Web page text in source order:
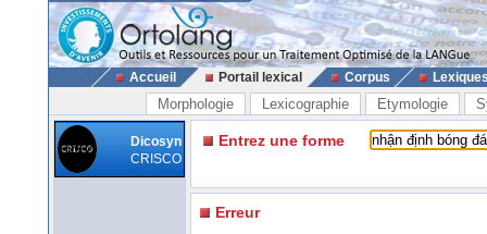
Accueil Portail lexical Corpus
Morphologie Lexicographie Etymologie
Dicosyn
CRISCO
Entrez une forme
Erreur